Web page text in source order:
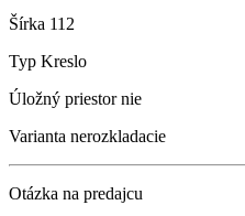
Šírka 112
Typ Kreslo
Úložný priestornie
Varianta nerozkladacie
Otázka na predajcu